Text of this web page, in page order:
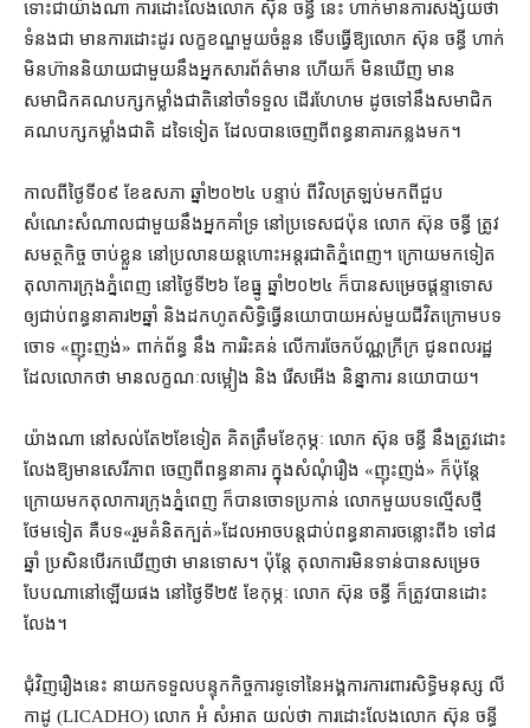
ទោះជា​យ៉ាងណា ការ​ដោះលែង​លោក ស៊ុន ច​ន្ធី នេះ ហាក់​មានការ​សង្ស័យ​ថា
ទំនងជា មានការ​ដោះដូរ លក្ខខណ្ឌ​មួយចំនួន ទើប​ធ្វើ​ឱ្យ​លោក ស៊ុន ចន្ធី ហាក់​
មិន​ហ៊ាន​និយាយ​ជាមួយ​នឹង​អ្នកសារព័ត៌មាន ហើយក៏ មិនឃើញ មាន​
សមាជិក​គណបក្ស​កម្លាំង​ជាតិ​នៅចាំ​ទទួល ដើរ​ហែហម ដូច​ទៅ​នឹង​សមាជិក
គណបក្ស​កម្លាំង​ជាតិ ដទៃទៀត ដែល​បាន​ចេញពី​ពន្ធនាគារ​កន្លង​មក។
កាលពី​ថ្ងៃទី​០៩ ខែ​ឧសភា ឆ្នាំ​២០២៤ បន្ទាប់ ពី​វិលត្រឡប់​មកពី​ជួប​
សំណេះសំណាល​ជាមួយនឹង​អ្នកគាំទ្រ នៅ​ប្រទេស​ជប៉ុន លោក ស៊ុន ចន្ធី ត្រូវ​
សមត្ថកិច្ច ចាប់ខ្លួន នៅ​ប្រ​លាន​យន្តហោះ​អន្តរជាតិ​ភ្នំពេញ​។ ក្រោយ​មក​ទៀត
តុលាការ​ក្រុងភ្នំពេញ នៅ​ថ្ងៃទី​២៦ ខែធ្នូ ឆ្នាំ​២០២៤ ក៏បាន​សម្រេច​ផ្ដន្ទាទោស​
ឲ្យ​ជាប់ពន្ធនាគារ​២​ឆ្នាំ និង​ដកហូត​សិទ្ធិ​ធ្វើ​នយោបាយ​អស់​មួយ​ជីវិត​ក្រោម​បទ​
ចោទ «​ញុះញង់​» ពាក់ព័ន្ធ នឹង ការរិះគន់ លើ​ការចែក​ប័ណ្ណ​ក្រីក្រ ជូន​ពលរដ្ឋ
ដែល​លោក​ថា មាន​លក្ខណៈ​លម្អៀង និង រើសអើង និន្នាការ នយោបាយ​។​
​យ៉ាងណា នៅ​សល់តែ​២​ខែ​ទៀត គិត​ត្រឹម​ខែកុម្ភៈ លោក ស៊ុន ចន្ធី នឹង​ត្រូវ​ដោះ
លែង​ឱ្យ​មាន​សេរីភាព ចេញពី​ពន្ធនាគារ ក្នុង​សំណុំរឿង «​ញុះញង់​» ក៏ប៉ុន្តែ
ក្រោយ​មក​តុលាការក្រុង​ភ្នំពេញ ក៏​បាន​ចោទប្រកាន់ លោក​មួយ​បទល្មើស​ថ្មី​
ថែមទៀត គឺ​បទ​«​រួមគំនិត​ក្បត់​»​ដែល​អាច​បន្ត​ជាប់ពន្ធនាគារ​ចន្លោះ​ពី​៦ ទៅ​៨​
ឆ្នាំ ប្រសិនបើ​រក​ឃើញ​ថា មានទោស​។ ប៉ុន្តែ តុលាការ​មិន​ទាន់​បាន​សម្រេច​
បែប​ណា​នៅឡើយ​ផង នៅ​ថ្ងៃទី២៥ ខែ​កុម្ភៈ លោក ស៊ុន ចន្ធី ក៏​ត្រូវ​បាន​ដោះ
លែង។
ជុំវិញ​រឿង​នេះ នាយក​ទទួលបន្ទុក​កិច្ចការ​ទូទៅ​នៃ​អង្គការ​ការពារ​សិទ្ធិមនុស្ស លី
កាដូ (LICADHO) លោក អំ សំអាត យល់​ថា ការ​ដោះលែង​លោក ស៊ុន ចន្ធី